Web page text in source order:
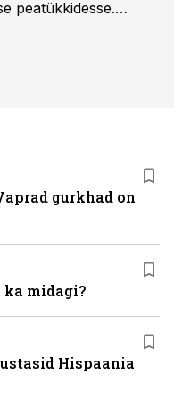
peatükkidesse.
gurkhad on
ka midagi?
Hispaania